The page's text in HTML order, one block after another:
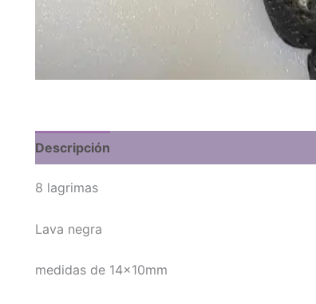
Descripción
8 lagrimas
Lava negra
medidas de 14x10mm